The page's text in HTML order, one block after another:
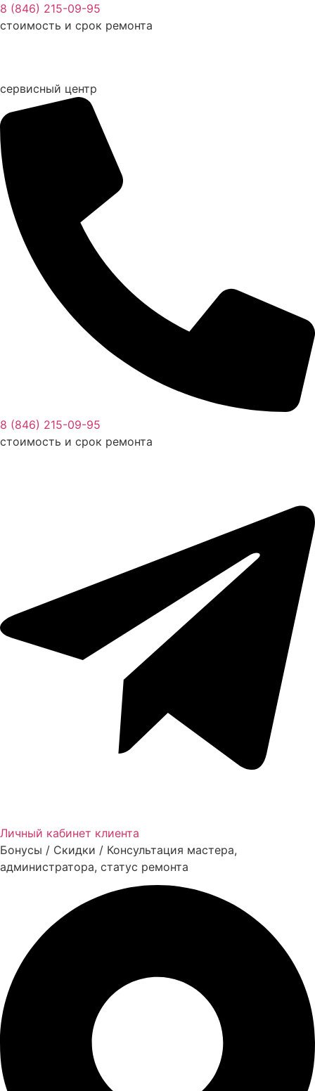
Перейти
к
8 (846) 215-09-95
стоимость и срок ремонта
сервисный центр
8 (846) 215-09-95
стоимость и срок ремонта
Личный кабинет клиента
Бонусы / Скидки / Консультация мастера,
администратора, статус ремонта